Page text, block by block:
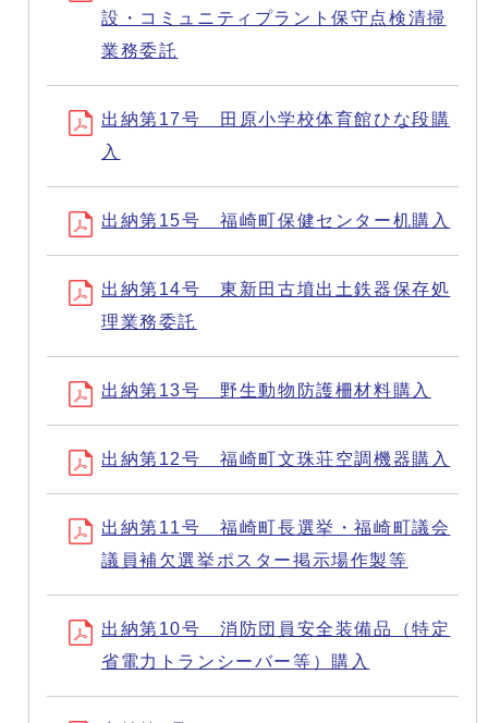
設・コミュニティプラント保守点検清掃
業務委託
出納第17号 田原小学校体育館ひな段購
入
出納第15号 福崎町保健センター机購入
出納第14号 東新田古墳出土鉄器保存処
理業務委託
出納第13号 野生動物防護柵材料購入
出納第12号 福崎町文珠荘空調機器購入
出納第11号 福崎町長選挙・福崎町議会
議員補欠選挙ポスター掲示場作製等
出納第10号 消防団員安全装備品（特定
省電力トランシーバー等）購入